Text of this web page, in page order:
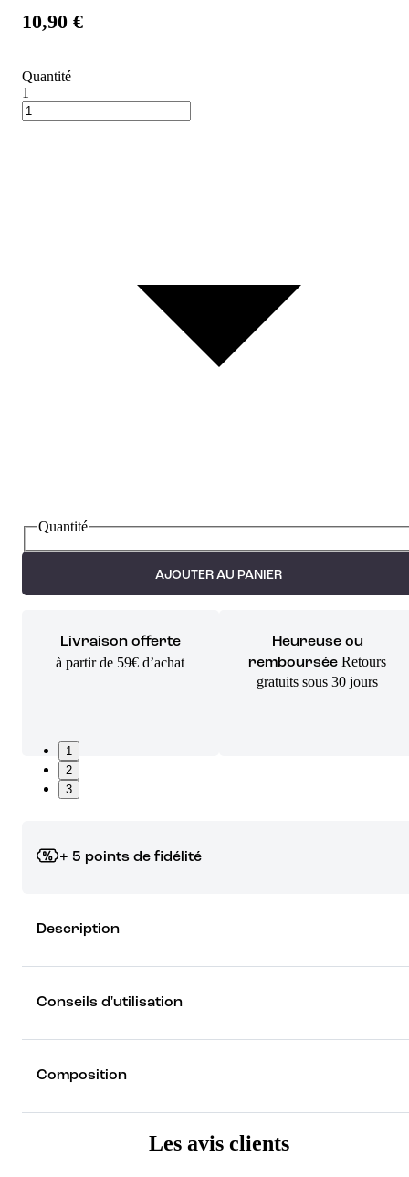
10,90 €
Quantité
1
Quantité
AJOUTER AU PANIER
Livraison offerte
à partir de 59€ d’achat
Heureuse ou
remboursée Retours
gratuits sous 30 jours
1
2
3
+ 5 points de fidélité
rêver !
Découvrez les récompenses
Description
Conseils d'utilisation
Composition
Les avis clients